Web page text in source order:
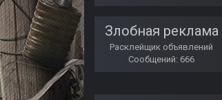
Злобная реклама
Расклейщик объявлений
Сообщений: 666